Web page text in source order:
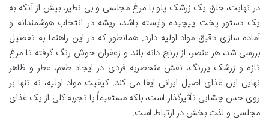
در نهایت، خلق یک زرشک پلو با مرغ مجلسی و بی نظیر، بیش از آنکه به
یک دستور پخت پیچیده وابسته باشد، ریشه در انتخاب هوشمندانه و
آماده سازی دقیق مواد اولیه دارد. همانطور که در این راهنما به تفصیل
بررسی شد، هر عنصر، از برنج دانه بلند و زعفران خوش رنگ گرفته تا مرغ
تازه و زرشک پررنگ، نقش منحصربه فردی در ایجاد طعم، عطر و ظاهر
نهایی این غذای اصیل ایرانی ایفا می کند. کیفیت مواد اولیه، نه تنها بر
روی حس چشایی تأثیرگذار است، بلکه مستقیماً با تجربه کلی از یک غذای
مجلسی و لذت بخش در ارتباط است.